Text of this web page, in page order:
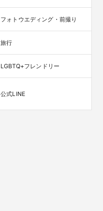
フォトウエディング・前撮り
旅行
LGBTQ+フレンドリー
公式LINE